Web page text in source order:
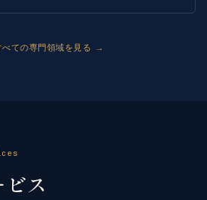
べての専門領域を見る →
ス